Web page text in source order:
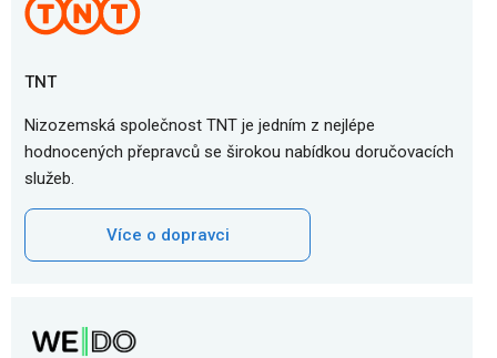
TNT
Nizozemská společnost TNT je jedním z nejlépe
hodnocených přepravců se širokou nabídkou doručovacích
služeb.
Více o dopravci